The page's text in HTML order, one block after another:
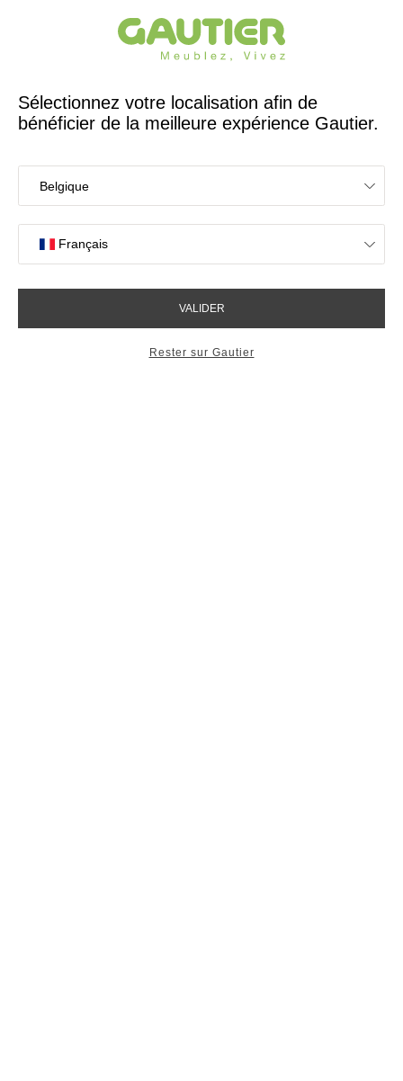
Créateur et fabricant français depuis 65 ans
Accueil Tables Tables basses